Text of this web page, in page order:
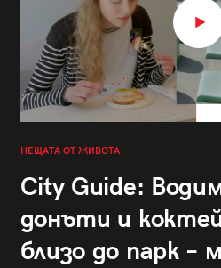
НЕЩАТА ОТ ЖИВОТА
City Guide:
донъти и
близо до парк –